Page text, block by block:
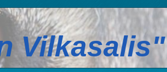
Vilkasalis"